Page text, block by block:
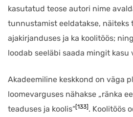
kasutatud teose autori nime
tunnustamist eeldatakse, näiteks
ajakirjanduses ja ka koolitöös;
loodab seeläbi saada mingit kasu
Akadeemiline keskkond on väga
loomevarguses nähakse „ränka
teaduses ja koolis“[133] . Koolitöös